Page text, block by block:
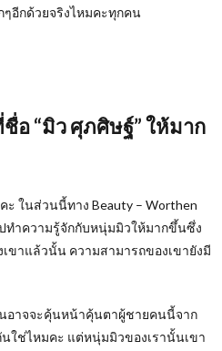
ๆอีกด้วยจริงไหมคะทุกคน
อ “มิว ศุภศิษฐ์” ให้มาก
ในส่วนนี้ทาง Beauty – Worthen
ทำความรู้จักกับหนุ่มมิวให้มากขึ้นซึ่ง
ขาแล้วนั้น ความสามารถของเขายังมี
อาจจะคุ้นหน้าคุ้นตาผู้ชายคนนี้จาก
นใช่ไหมคะ แต่หนุ่มมิวของเรานั้นเขา